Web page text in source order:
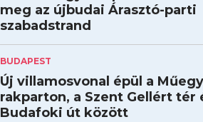
meg az újbudai Árasztó-parti
szabadstrand
BUDAPEST
Új villamosvonal épül a
rakparton, a Szent Gellért tér
Budafoki út között